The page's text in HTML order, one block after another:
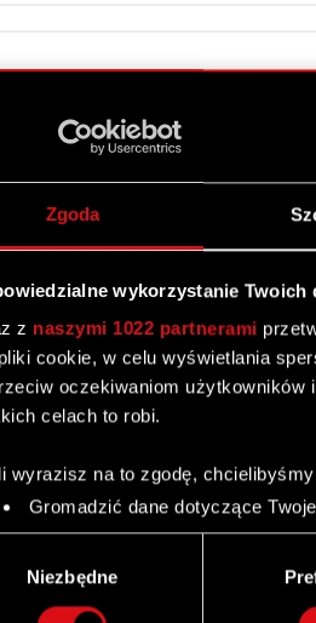
Zgoda
wykorzystanie Twoich
z naszymi 1022 partnerami
cookie, w celu wyświetlania
oczekiwaniom użytkowników
celach to robi.
wyrazisz na to zgodę,
Gromadzić dane dotyczące
Identyfikować Twoje urządzenie,
się więcej odnośnie tego, jak
Niezbędne
dane finansowe – Q1
sprawozdanie
CD PROJEKT – wyniki